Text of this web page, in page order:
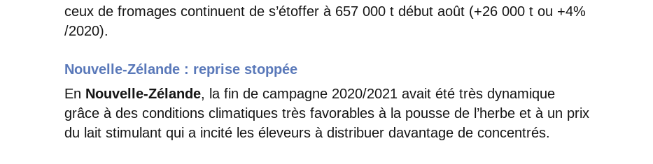
ceux de fromages continuent de s’étoffer à 657 000 t début août (+26 000 t ou +4%
/2020).
Nouvelle-Zélande : reprise stoppée
En Nouvelle-Zélande, la fin de campagne 2020/2021 avait été très dynamique
grâce à des conditions climatiques très favorables à la pousse de l’herbe et à un prix
du lait stimulant qui a incité les éleveurs à distribuer davantage de concentrés.